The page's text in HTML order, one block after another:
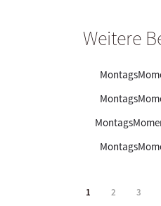
Weitere
1 2 3